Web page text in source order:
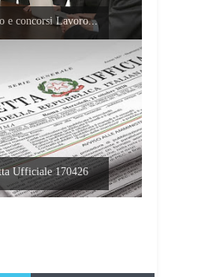
e concorsi Lavoro...
Ufficiale 170426